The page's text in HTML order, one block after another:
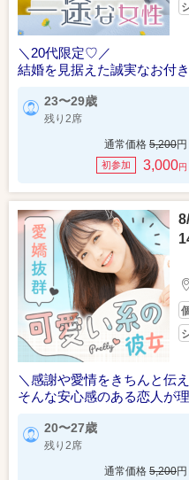
＼20代限定♡／
結婚を見据えた誠実なお付
23〜29歳
残り2席
通常価格 5,200円
初参加 3,000円
＼感謝や愛情をきちんと伝
そんな安心感のある恋人が
20〜27歳
残り2席
通常価格 5,200円